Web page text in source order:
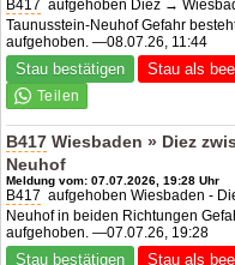
B417 aufgehoben Diez →
Taunusstein-Neuhof Gefahr
aufgehoben. —08.07.26, 11:44
Stau bestätigen Stau als
B417 Wiesbaden » Diez
Neuhof
Meldung vom: 07.07.2026, 19:28 Uhr
B417 aufgehoben Wiesbaden -
Neuhof in beiden Richtungen
aufgehoben. —07.07.26, 19:28
Stau bestätigen Stau als